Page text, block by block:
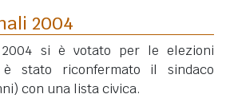
2004
si è votato per le elezioni
è stato riconfermato il sindaco
con una lista civica.